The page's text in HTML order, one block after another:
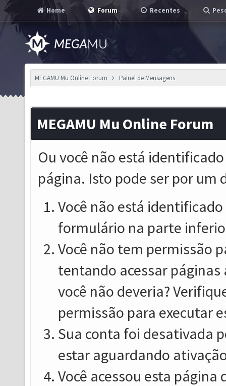
Home Forum Recentes
MEGAMU Mu Online Forum Painel de Mensagens
MEGAMU Mu Online Forum
Ou você não está
página. Isto pode ser por um
Você não está
formulário na parte
Você não tem permissão
tentando acessar
você não deveria?
permissão para executar
Sua conta foi desativada
estar aguardando
Você acessou esta